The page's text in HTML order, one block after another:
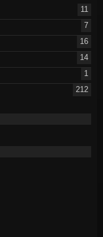
11
7
16
14
1
212